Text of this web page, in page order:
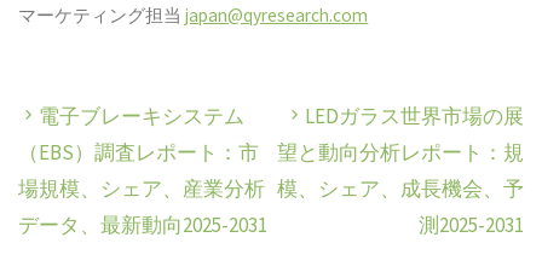
マーケティング担当japan@qyresearch.com
電子ブレーキシステム
（EBS）調査レポート：市
場規模、シェア、産業分析
データ、最新動向2025-2031
LEDガラス世界市場の展
望と動向分析レポート：規
模、シェア、成長機会、予
測2025-2031